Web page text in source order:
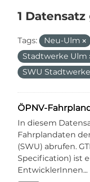
1
Tags: Neu-Ulm
Stadtwerke Ulm
SWU
ÖPNV-
In diesem
Fahrplandaten
(SWU) abrufen.
Specification) ist
EntwicklerInnen...